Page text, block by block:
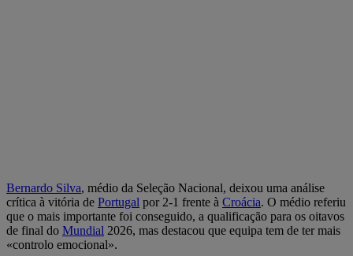
Bernardo Silva, médio da Seleção Nacional, deixou uma análise
crítica à vitória de Portugal por 2-1 frente à Croácia. O médio referiu
que o mais importante foi conseguido, a qualificação para os oitavos
de final do Mundial 2026, mas destacou que equipa tem de ter mais
«controlo emocional».